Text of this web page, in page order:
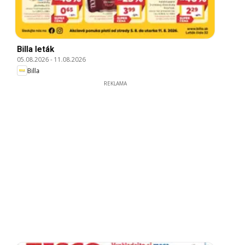
Billa leták
05.08.2026- 11.08.2026
Billa
REKLAMA